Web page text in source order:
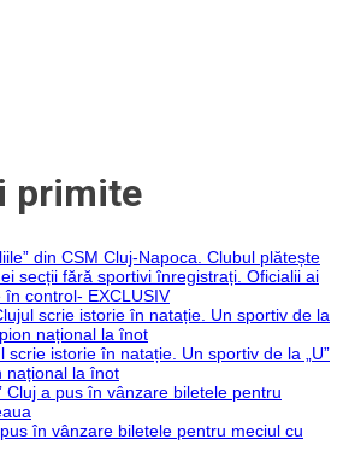
primite
din CSM Cluj-Napoca. Clubul plătește
secții fără sportivi înregistrați. Oficialii ai
control- EXCLUSIV
scrie istorie în natație. Un sportiv de la
național la înot
scrie istorie în natație. Un sportiv de la „U”
național la înot
Cluj a pus în vânzare biletele pentru
pus în vânzare biletele pentru meciul cu